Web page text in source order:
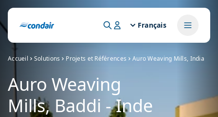
Français
Accueil Solutions Projets et Références Auro Weaving Mills, India
Auro Weaving
Mills, Baddi - Inde